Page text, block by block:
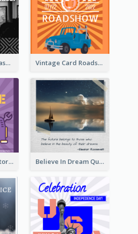
Confessions Art Basel Instagram Post Vintage Card Roadshow Instagram Post
Retro Vehicle Restoration Instagram Post Believe In Dream Quote Instagram Post